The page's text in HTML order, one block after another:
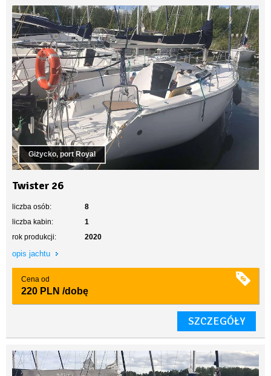
Giżycko, port Royal
Twister 26
liczba osób:
8
liczba kabin:
1
rok produkcji:
2020
opis jachtu
Cena od
220 PLN /dobę
SZCZEGÓŁY